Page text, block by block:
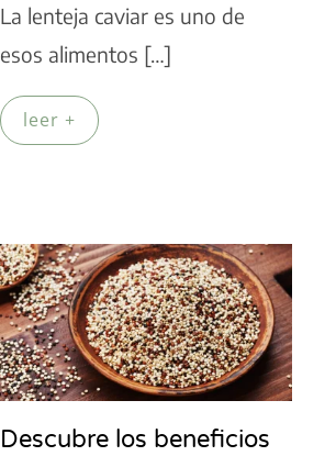
La lenteja caviar es uno de
esos alimentos […]
leer +
Descubre los beneficios